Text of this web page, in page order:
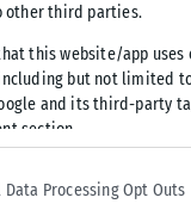
other third parties.
this website/app uses
but not limited
and its third-party
section.
Data Processing Opt Outs
Νιόν για